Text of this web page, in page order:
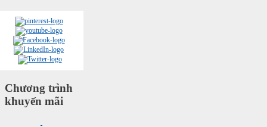
Chương trình
khuyến mãi